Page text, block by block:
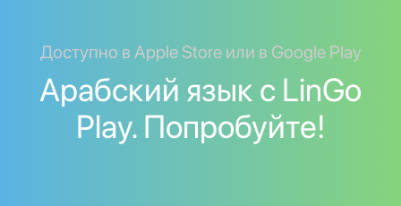
Доступно в Apple Store или в Google Play
Арабский язык с LinGo
Play. Попробуйте!